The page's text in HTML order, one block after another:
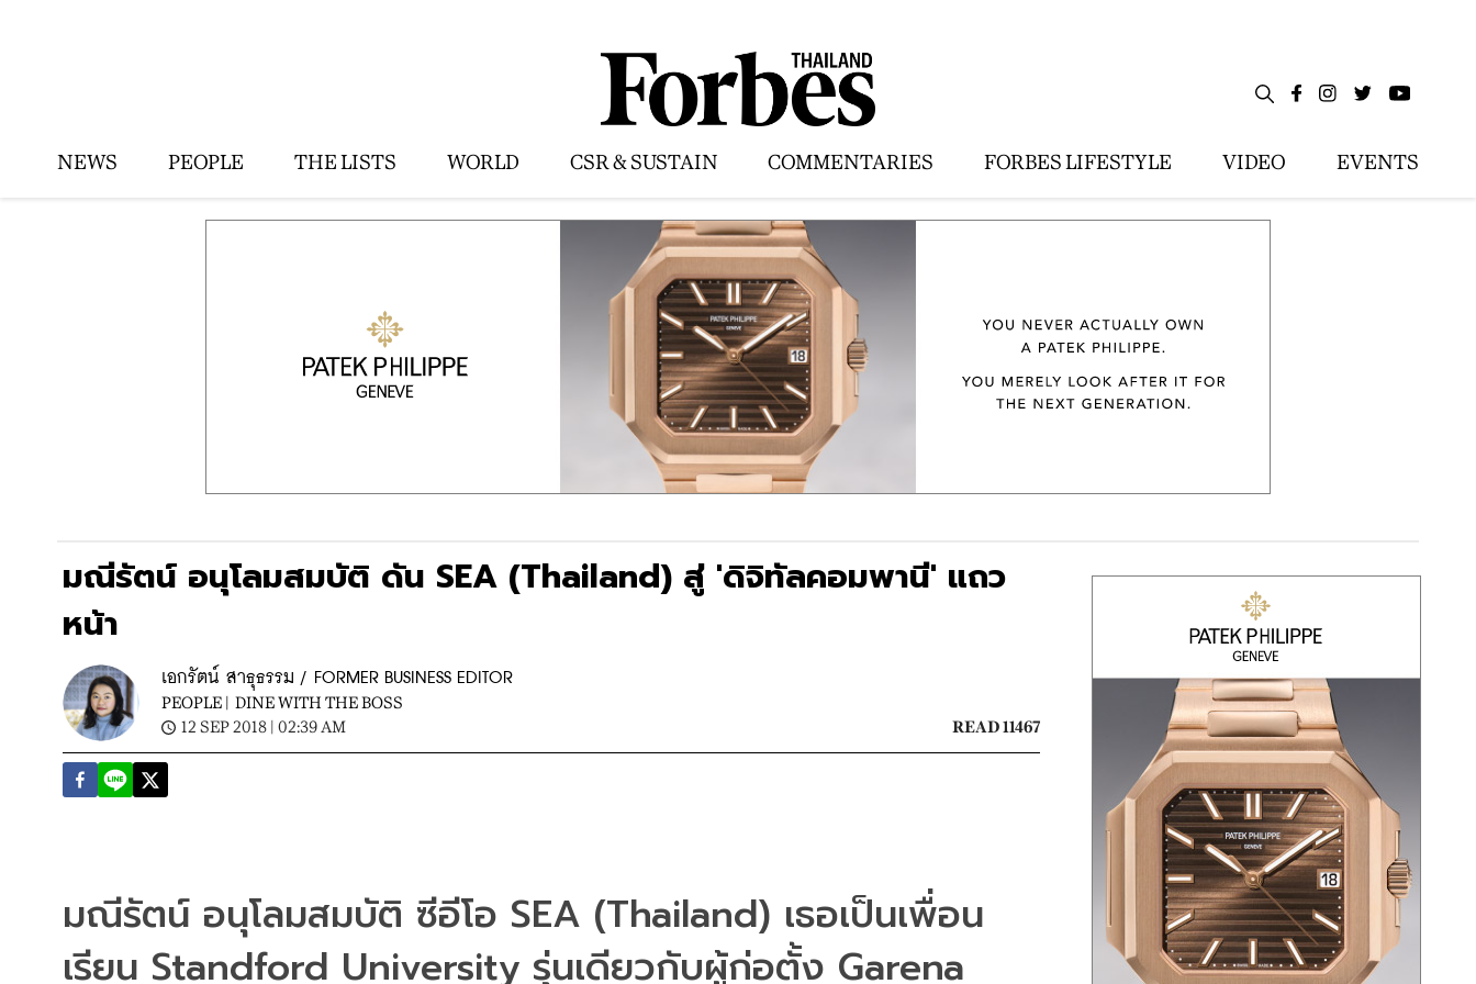
NEWS PEOPLE THE LISTS WORLD CSR & SUSTAIN COMMENTARIES FORBES LIFESTYLE VIDEO EVENTS
มณีรัตน์ อนุโลมสมบัติ ดัน SEA (Thailand) สู่ 'ดิจิทัลคอมพานี' แถว
หน้า
เอกรัตน์ สาธุธรรม / FORMER BUSINESS EDITOR
PEOPLE | DINE WITH THE BOSS
12 SEP 2018 | 02:39 AM
READ 11467
มณีรัตน์ อนุโลมสมบัติ ซีอีโอ SEA (Thailand) เธอเป็นเพื่อน
เรียน Standford University รุ่นเดียวกับผู้ก่อตั้ง Garena